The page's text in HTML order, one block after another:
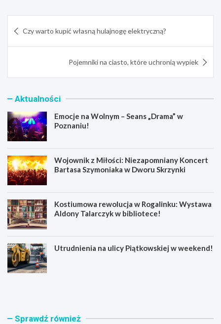
wpisu
Czy warto kupić własną hulajnogę elektryczną?
Pojemniki na ciasto, które uchronią wypiek
Aktualności
Emocje na Wolnym – Seans „Drama” w
Poznaniu!
Wojownik z Miłości: Niezapomniany Koncert
Bartasa Szymoniaka w Dworu Skrzynki
Kostiumowa rewolucja w Rogalinku: Wystawa
Aldony Talarczyk w bibliotece!
Utrudnienia na ulicy Piątkowskiej w weekend!
E
e
W
n Sprawdź również